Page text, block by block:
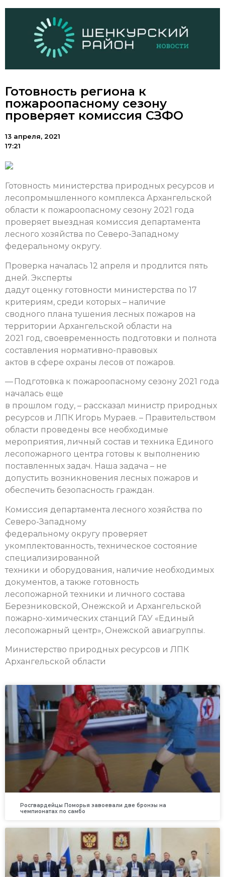
Готовность региона к
пожароопасному сезону
проверяет комиссия СЗФО
13 апреля, 2021
17:21
Готовность министерства природных ресурсов и
лесопромышленного комплекса Архангельской
области к пожароопасному сезону 2021 года
проверяет выездная комиссия департамента
лесного хозяйства по Северо-Западному
федеральному округу.
Проверка началась 12 апреля и продлится пять
дней. Эксперты
дадут оценку готовности министерства по 17
критериям, среди которых – наличие
сводного плана тушения лесных пожаров на
территории Архангельской области на
2021 год, своевременность подготовки и полнота
составления нормативно-правовых
актов в сфере охраны лесов от пожаров.
— Подготовка к пожароопасному сезону 2021 года
началась еще
в прошлом году, – рассказал министр природных
ресурсов и ЛПК Игорь Мураев. – Правительством
области проведены все необходимые
мероприятия, личный состав и техника Единого
лесопожарного центра готовы к выполнению
поставленных задач. Наша задача – не
допустить возникновения лесных пожаров и
обеспечить безопасность граждан.
Комиссия департамента лесного хозяйства по
Северо-Западному
федеральному округу проверяет
укомплектованность, техническое состояние
специализированной
техники и оборудования, наличие необходимых
документов, а также готовность
лесопожарной техники и личного состава
Березниковской, Онежской и Архангельской
пожарно-химических станций ГАУ «Единый
лесопожарный центр», Онежской авиагруппы.
Министерство природных ресурсов и ЛПК
Архангельской области
Росгвардейцы Поморья завоевали две бронзы на
чемпионатах по самбо